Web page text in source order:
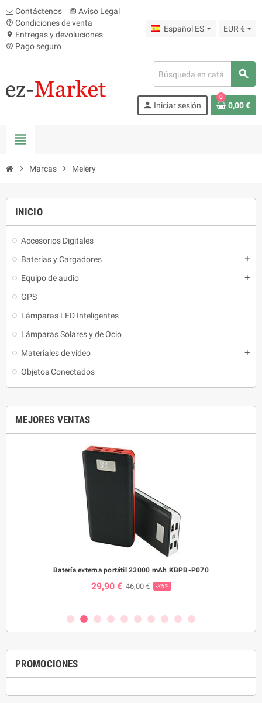
Contáctenos card_giftcard Aviso Legal
help_outline Condiciones de venta
location_on Entregas y devoluciones
help_outline Pago seguro
Español ES EUR €
search
person Iniciar sesión
0
0,00 €
view_headline
chevron_right Marcas chevron_right Melery
INICIO
Accesorios Digitales
Baterias y Cargadores
add
Equipo de audio add
GPS
Lámparas LED Inteligentes
Lámparas Solares y de Ocio
Materiales de video
add
Objetos Conectados
MEJORES VENTAS
Batería externa portátil 23000 mAh KBPB-P070
29,90 € 46,00 € -35%
PROMOCIONES